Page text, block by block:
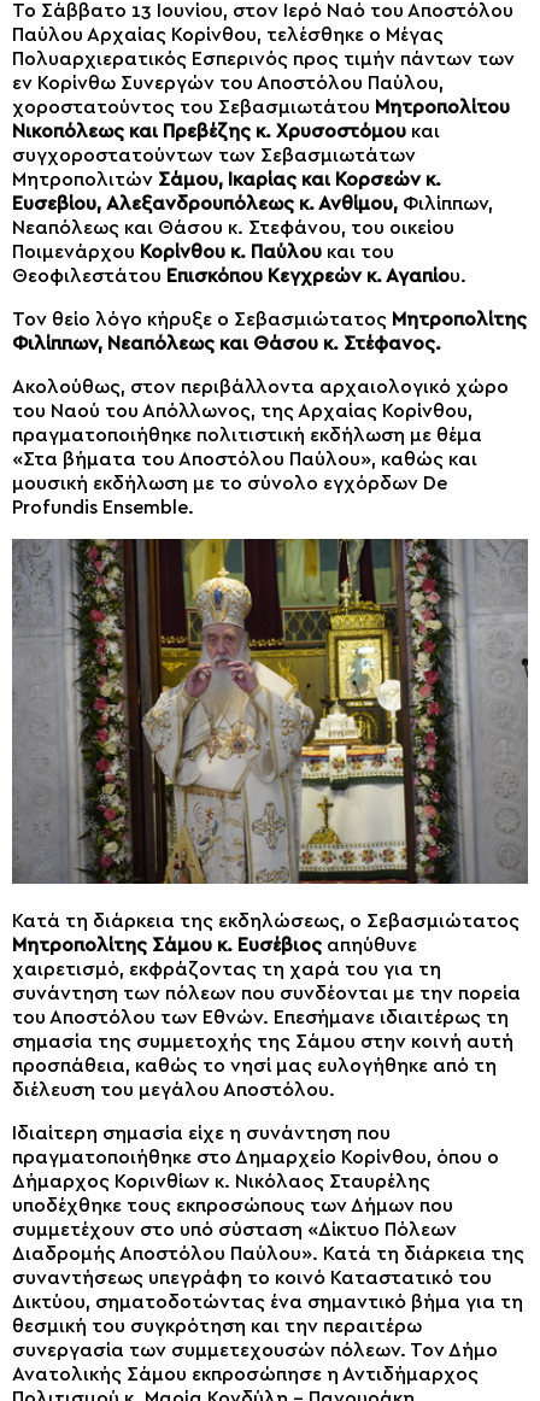
Το Σάββατο 13 Ιουνίου, στον Ιερό Ναό του Αποστόλου
Παύλου Αρχαίας Κορίνθου, τελέσθηκε ο Μέγας
Πολυαρχιερατικός Εσπερινός προς τιμήν πάντων των
εν Κορίνθω Συνεργών του Αποστόλου Παύλου,
χοροστατούντος του Σεβασμιωτάτου Μητροπολίτου
Νικοπόλεως και Πρεβέζης κ. Χρυσοστόμου και
συγχοροστατούντων των Σεβασμιωτάτων
Μητροπολιτών Σάμου, Ικαρίας και Κορσεών κ.
Ευσεβίου, Αλεξανδρουπόλεως κ. Ανθίμου, Φιλίππων,
Νεαπόλεως και Θάσου κ. Στεφάνου, του οικείου
Ποιμενάρχου Κορίνθου κ. Παύλου και του
Θεοφιλεστάτου Επισκόπου Κεγχρεών κ. Αγαπίου.
Τον θείο λόγο κήρυξε ο Σεβασμιώτατος Μητροπολίτης
Φιλίππων, Νεαπόλεως και Θάσου κ. Στέφανος.
Ακολούθως, στον περιβάλλοντα αρχαιολογικό χώρο
του Ναού του Απόλλωνος, της Αρχαίας Κορίνθου,
πραγματοποιήθηκε πολιτιστική εκδήλωση με θέμα
«Στα βήματα του Αποστόλου Παύλου», καθώς και
μουσική εκδήλωση με το σύνολο εγχόρδων De
Profundis Ensemble.
Κατά τη διάρκεια της εκδηλώσεως, ο Σεβασμιώτατος
Μητροπολίτης Σάμου κ. Ευσέβιος απηύθυνε
χαιρετισμό, εκφράζοντας τη χαρά του για τη
συνάντηση των πόλεων που συνδέονται με την πορεία
του Αποστόλου των Εθνών. Επεσήμανε ιδιαιτέρως τη
σημασία της συμμετοχής της Σάμου στην κοινή αυτή
προσπάθεια, καθώς το νησί μας ευλογήθηκε από τη
διέλευση του μεγάλου Αποστόλου.
Ιδιαίτερη σημασία είχε η συνάντηση που
πραγματοποιήθηκε στο Δημαρχείο Κορίνθου, όπου ο
Δήμαρχος Κορινθίων κ. Νικόλαος Σταυρέλης
υποδέχθηκε τους εκπροσώπους των Δήμων που
συμμετέχουν στο υπό σύσταση «Δίκτυο Πόλεων
Διαδρομής Αποστόλου Παύλου». Κατά τη διάρκεια της
συναντήσεως υπεγράφη το κοινό Καταστατικό του
Δικτύου, σηματοδοτώντας ένα σημαντικό βήμα για τη
θεσμική του συγκρότηση και την περαιτέρω
συνεργασία των συμμετεχουσών πόλεων. Τον Δήμο
Ανατολικής Σάμου εκπροσώπησε η Αντιδήμαρχος